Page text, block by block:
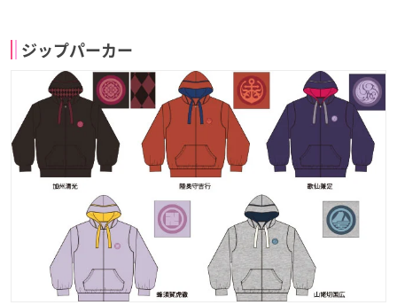
ジップパーカー